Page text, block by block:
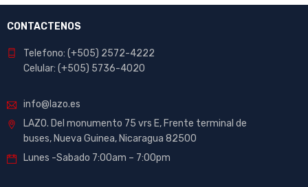
CONTACTENOS
Telefono: (+505) 2572-4222
Celular: (+505) 5736-4020
info@lazo.es
LAZO. Del monumento 75 vrs E, Frente terminal de
buses, Nueva Guinea, Nicaragua 82500
Lunes -Sabado 7:00am – 7:00pm